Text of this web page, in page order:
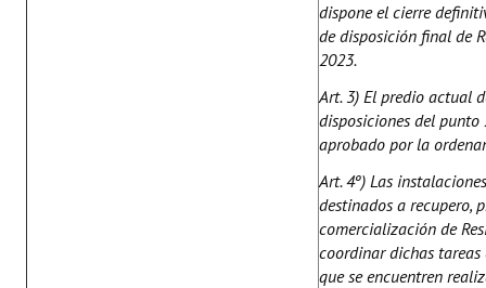
dispone el cierre
de disposición final de
2023.
Art. 3) El predio actual
disposiciones del punto
aprobado por la
Art. 4º) Las
destinados a recupero,
comercialización de
coordinar dichas tareas
que se encuentren